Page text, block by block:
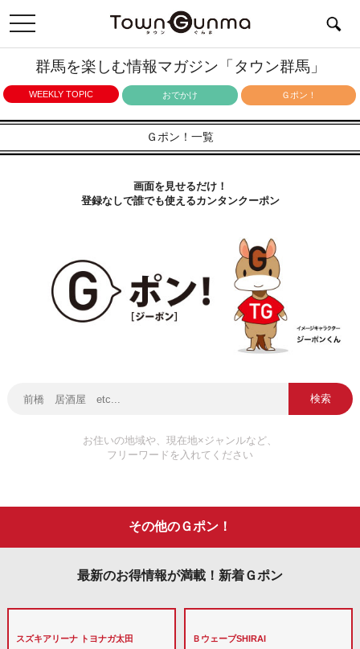
toggle
navigation
群馬を楽しむ情報マガジン「タウン群馬」
WEEKLY TOPIC おでかけ Ｇポン！
Ｇポン！一覧
画面を見せるだけ！
登録なしで誰でも使えるカンタンクーポン
検索
お住いの地域や、現在地×ジャンルなど、
フリーワードを入れてください
その他のＧポン！
最新のお得情報が満載！新着Ｇポン
スズキアリーナ トヨナガ太田 ＢウェーブSHIRAI